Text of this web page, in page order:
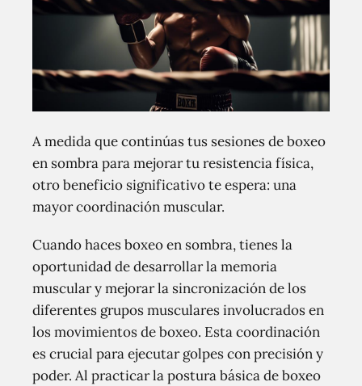
A medida que continúas tus sesiones de boxeo
en sombra para mejorar tu resistencia física,
otro beneficio significativo te espera: una
mayor coordinación muscular.
Cuando haces boxeo en sombra, tienes la
oportunidad de desarrollar la memoria
muscular y mejorar la sincronización de los
diferentes grupos musculares involucrados en
los movimientos de boxeo. Esta coordinación
es crucial para ejecutar golpes con precisión y
poder. Al practicar la postura básica de boxeo